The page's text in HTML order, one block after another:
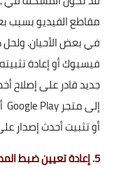
مقاطع الفيديو بسبب
في بعض الأحيان.
فيسبوك أو إعادة
جديد قادر على إصلاح
أو تثبيت أحدث إصدار
5. إعادة تعيين ضبط المصنع :